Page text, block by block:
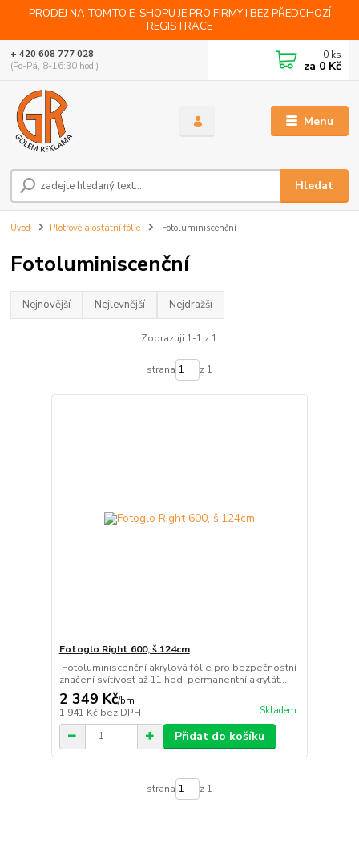
PRODEJ NA TOMTO E-SHOPU JE PRO FIRMY I BEZ PŘEDCHOZÍ
REGISTRACE
Menu
Hledat
+ 420 608 777 028
(Po-Pá, 8-16:30 hod.)
0 ks
za 0 Kč
Úvod Plotrové a ostatní fólie Fotoluminiscenční
Fotoluminiscenční
Nejnovější Nejlevnější Nejdražší
Zobrazuji 1-1 z 1
strana z 1
Fotoglo Right 600, š.124cm
Fotoluminiscenční akrylová fólie pro bezpečnostní
značení svítívost až 11 hod. permanentní akrylát...
2 349 Kč/bm
1 941 Kč bez DPH Skladem
Přidat do košíku
strana z 1